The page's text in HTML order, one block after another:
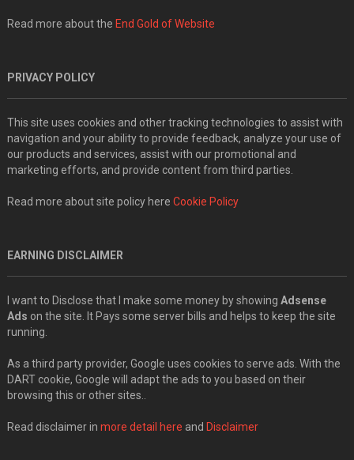
Read more about the End Gold of Website
PRIVACY POLICY
This site uses cookies and other tracking technologies to assist with
navigation and your ability to provide feedback, analyze your use of
our products and services, assist with our promotional and
marketing efforts, and provide content from third parties.
Read more about site policy here Cookie Policy
EARNING DISCLAIMER
I want to Disclose that I make some money by showing Adsense
Ads on the site. It Pays some server bills and helps to keep the site
running.
As a third party provider, Google uses cookies to serve ads. With the
DART cookie, Google will adapt the ads to you based on their
browsing this or other sites..
Read disclaimer in more detail here and Disclaimer